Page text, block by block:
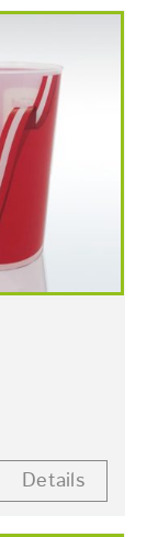
Details